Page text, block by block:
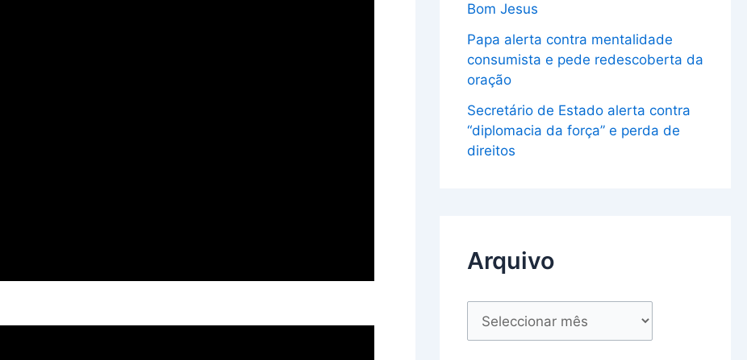
Bom Jesus
Papa alerta contra mentalidade
consumista e pede redescoberta da
oração
Secretário de Estado alerta contra
“diplomacia da força” e perda de
direitos
Arquivo